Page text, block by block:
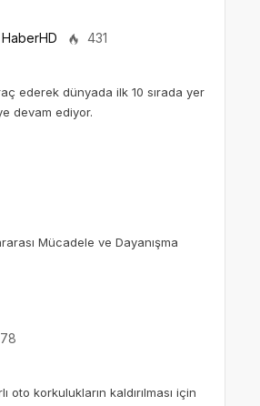
HaberHD 431
ederek dünyada ilk 10 sırada yer
devam ediyor.
Mücadele ve Dayanışma
korkulukların kaldırılması için